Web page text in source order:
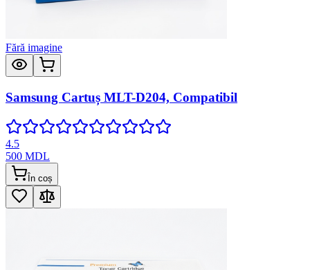
Fără imagine
Samsung Cartuș MLT-D204, Compatibil
4.5
500 MDL
În coș